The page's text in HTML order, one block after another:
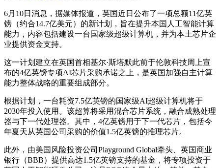
6月10日消息，据媒体报道，英国近日公布了一项总额11亿英
镑（约合14.7亿美元）的新计划，旨在提升本国人工智能计算
能力，内容包括建设一台国家级超级计算机，并为本土芯片企
业提供资金支持。
这一计划建立在英国首相基尔·斯塔默此前于伦敦科技周上宣
布的4亿英镑专项AI芯片采购承诺之上，是英国加强自主计算
能力整体战略的重要组成部分。
根据计划，一台耗资7.5亿英镑的国家级AI超级计算机将于
2030年投入使用。该超算将采用混合芯片系统，融合成熟处理
器与下一代处理器。其中，4亿英镑用于下一代芯片，包括今
年夏天从英国公司采购的价值1.5亿英镑的推理芯片。
此外，由美国风险投资公司Playground Global牵头、英国商业
银行（BBB）提供高达1.5亿英镑支持的基金，将专项投资于